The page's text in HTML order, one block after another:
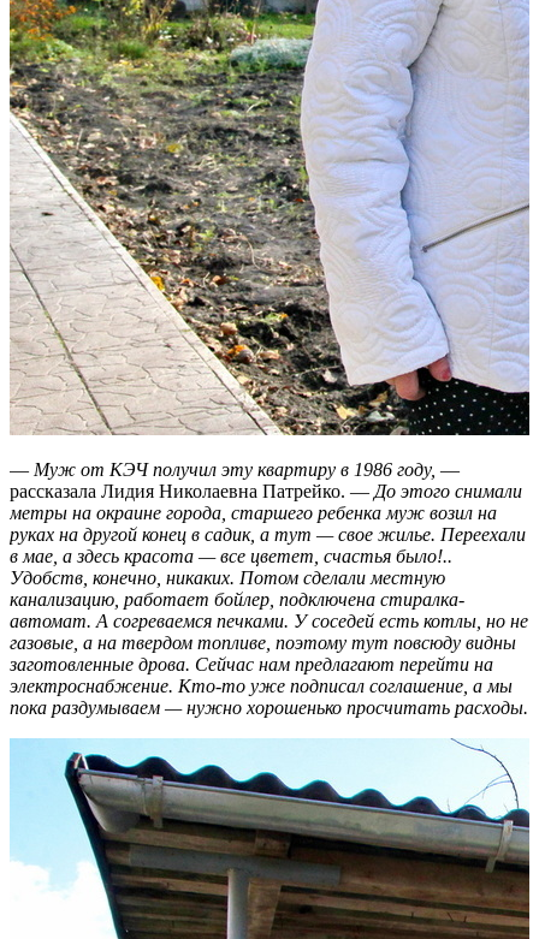
— Муж от КЭЧ получил эту квартиру в 1986 году, —
рассказала Лидия Николаевна Патрейко. — До этого снимали
метры на окраине города, старшего ребенка муж возил на
руках на другой конец в садик, а тут — свое жилье. Переехали
в мае, а здесь красота — все цветет, счастья было!..
Удобств, конечно, никаких. Потом сделали местную
канализацию, работает бойлер, подключена стиралка-
автомат. А согреваемся печками. У соседей есть котлы, но не
газовые, а на твердом топливе, поэтому тут повсюду видны
заготовленные дрова. Сейчас нам предлагают перейти на
электроснабжение. Кто-то уже подписал соглашение, а мы
пока раздумываем — нужно хорошенько просчитать расходы.